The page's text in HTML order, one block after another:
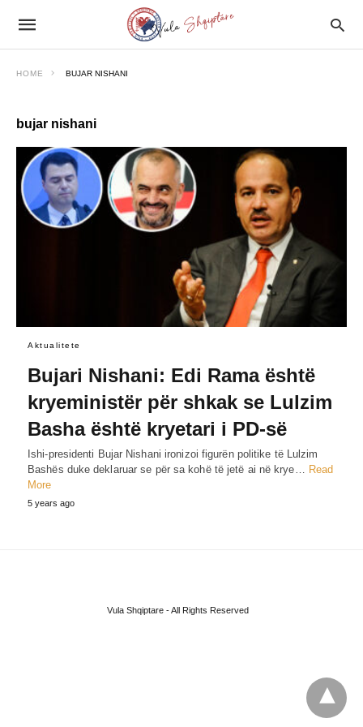
HOME BUJAR NISHANI
bujar nishani
Aktualitete
Bujari Nishani: Edi Rama është
kryeministër për shkak se Lulzim
Basha është kryetari i PD-së
Ishi-presidenti Bujar Nishani ironizoi figurën politike të Lulzim
Bashës duke deklaruar se për sa kohë të jetë ai në krye… Read
More
5 years ago
Vula Shqiptare - All Rights Reserved